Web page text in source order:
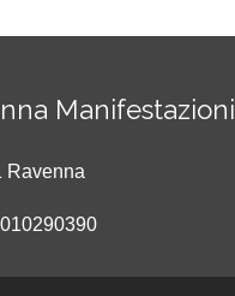
Manifestazioni
Ravenna